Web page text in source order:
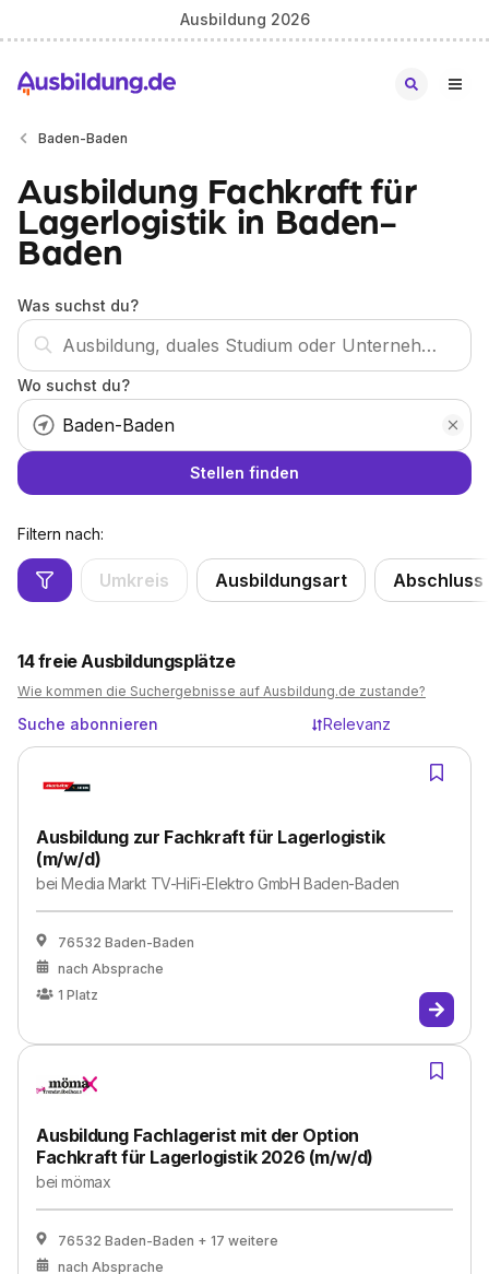
Ausbildung 2026
Baden-Baden
Ausbildung Fachkraft für
Lagerlogistik in Baden-
Baden
Was suchst du?
Wo suchst du?
Stellen finden
Filtern nach:
Umkreis Ausbildungsart Abschluss
14freie Ausbildungsplätze
Wie kommen die Suchergebnisse auf Ausbildung.de zustande?
Suche abonnieren Relevanz
Ausbildung zur Fachkraft für Lagerlogistik
(m/w/d)
beiMedia Markt TV-HiFi-Elektro GmbH Baden-Baden
76532 Baden-Baden
nach Absprache
1 Platz
Ausbildung Fachlagerist mit der Option
Fachkraft für Lagerlogistik 2026 (m/w/d)
beimömax
76532 Baden-Baden + 17 weitere
nach Absprache